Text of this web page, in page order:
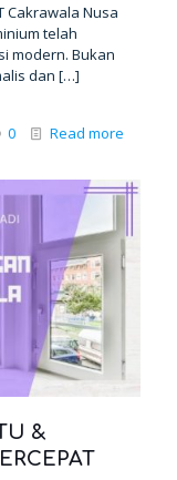
Cakrawala Nusa
telah
modern. Bukan
dan […]
0 Read more
&